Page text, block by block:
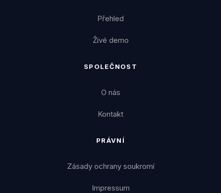
Přehled
Živé demo
SPOLEČNOST
O nás
Kontakt
PRÁVNÍ
Zásady ochrany soukromí
Impressum